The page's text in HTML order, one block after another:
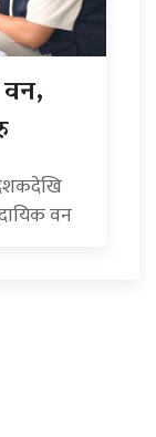
वन,
वन